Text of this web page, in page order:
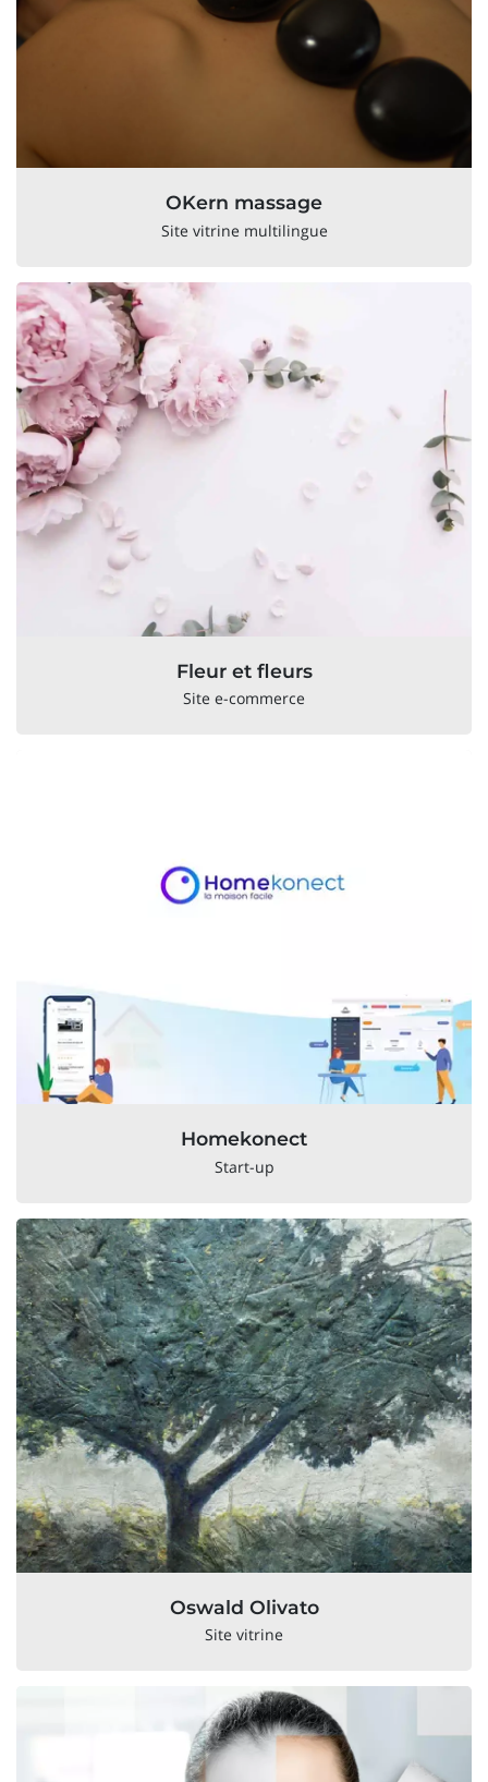
OKern massage
Site vitrine multilingue
Fleur et fleurs
Site e-commerce
Homekonect
Start-up
Oswald Olivato
Site vitrine